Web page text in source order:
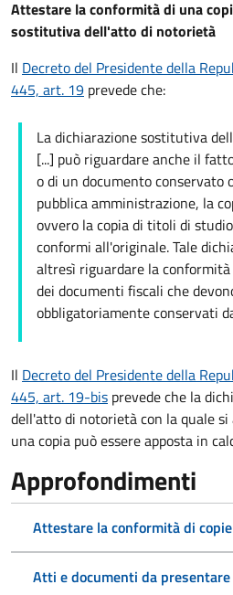
Attestare la conformità di una
sostitutiva dell'atto di notorietà
Il Decreto del Presidente della
445, art. 19 prevede che:
La dichiarazione sostitutiva
[...] può riguardare anche il
o di un documento conservato
pubblica amministrazione, la
ovvero la copia di titoli di
conformi all'originale. Tale
altresì riguardare la
dei documenti fiscali che
obbligatoriamente conservati
Il Decreto del Presidente della
445, art. 19-bis prevede che la
dell'atto di notorietà con la quale
una copia può essere apposta in
Approfondimenti
Attestare la conformità di
Atti e documenti da